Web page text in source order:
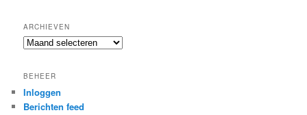
ARCHIEVEN
Archieven
BEHEER
Inloggen
Berichten feed